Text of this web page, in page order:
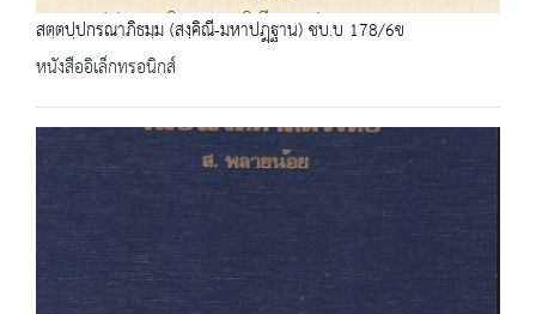
สตฺตปฺปกรณาภิธมฺม (สงฺคิณี-มหาปฎฺฐาน) ชบ.บ 178/6ข
หนังสืออิเล็กทรอนิกส์